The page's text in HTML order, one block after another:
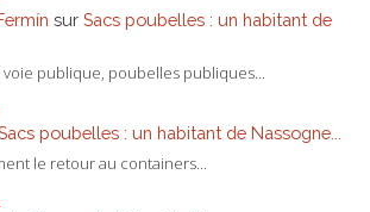
sur Sacs poubelles : un habitant de
voie publique, poubelles publiques...
poubelles : un habitant de Nassogne...
le retour au containers...